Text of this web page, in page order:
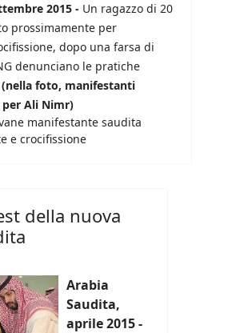
2015 - Un ragazzo di 20
prossimamente per
dopo una farsa di
denunciano le pratiche
(nella foto, manifestanti
Ali Nimr)
manifestante saudita
e crocifissione
della nuova
Arabia
Saudita,
aprile 2015 -